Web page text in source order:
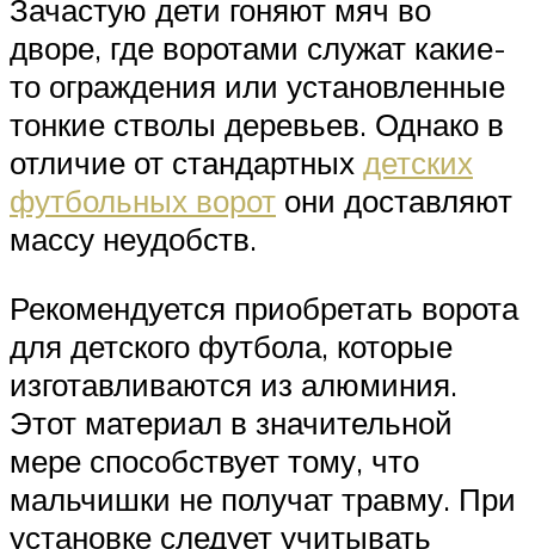
Зачастую дети гоняют мяч во
дворе, где воротами служат какие-
то ограждения или установленные
тонкие стволы деревьев. Однако в
отличие от стандартных детских
футбольных ворот они доставляют
массу неудобств.
Рекомендуется приобретать ворота
для детского футбола, которые
изготавливаются из алюминия.
Этот материал в значительной
мере способствует тому, что
мальчишки не получат травму. При
установке следует учитывать